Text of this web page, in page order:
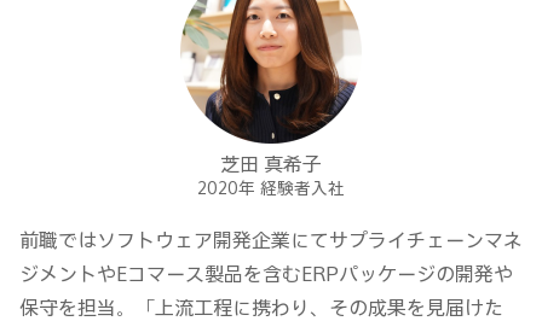
前職ではソフトウェア開発企業にてサプライチェーンマネ
ジメントやEコマース製品を含むERPパッケージの開発や
保守を担当。「上流工程に携わり、その成果を見届けた
芝田 真希子
2020年 経験者入社